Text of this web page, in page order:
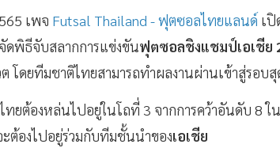
เพจ Futsal Thailand - ฟุตซอลไทยแลนด์ เปิ
ดพิธีจับสลากการแข่งขันฟุตซอลชิงแชมป์เอเชีย
โดยทีมชาติไทยสามารถทำผลงานผ่านเข้าสู่รอบสุ
ทยต้องหล่นไปอยู่ในโถที่ 3 จากการคว้าอันดับ 8 ใ
ต้องไปอยู่ร่วมกับทีมชั้นนำของเอเชีย